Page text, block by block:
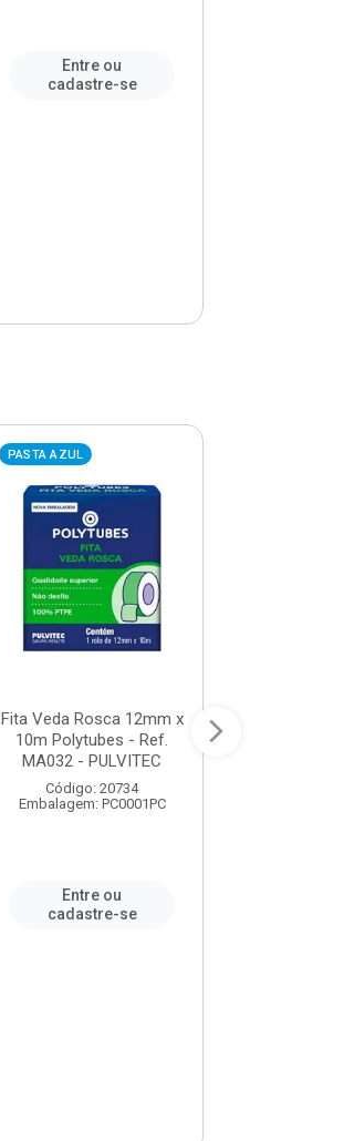
Entre ou
cadastre-se
PASTA AZUL
Fita Veda Rosca 12mm x
10m Polytubes - Ref.
MA032 - PULVITEC
Código: 20734
Embalagem: PC0001PC
Entre ou
cadastre-se